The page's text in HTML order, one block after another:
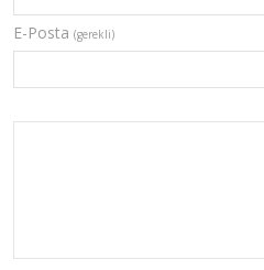
E-Posta (gerekli)